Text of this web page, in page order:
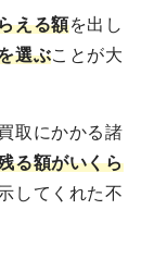
える額を出し
選ぶことが大
取にかかる諸
る額がいくら
してくれた不